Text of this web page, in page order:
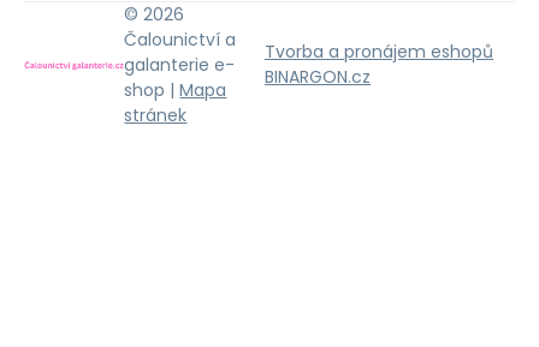
© 2026
Čalounictví a
galanterie e-
shop |Mapa
stránek
Tvorba a pronájem eshopů
BINARGON.cz